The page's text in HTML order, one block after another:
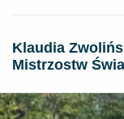
Klaudia
Mistrzostw